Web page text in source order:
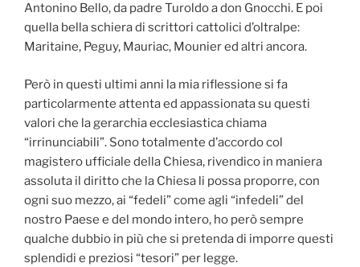
Antonino Bello, da padre Turoldo a don Gnocchi. E poi
quella bella schiera di scrittori cattolici d’oltralpe:
Maritaine, Peguy, Mauriac, Mounier ed altri ancora.
Però in questi ultimi anni la mia riflessione si fa
particolarmente attenta ed appassionata su questi
valori che la gerarchia ecclesiastica chiama
“irrinunciabili”. Sono totalmente d’accordo col
magistero ufficiale della Chiesa, rivendico in maniera
assoluta il diritto che la Chiesa li possa proporre, con
ogni suo mezzo, ai “fedeli” come agli “infedeli” del
nostro Paese e del mondo intero, ho però sempre
qualche dubbio in più che si pretenda di imporre questi
splendidi e preziosi “tesori” per legge.